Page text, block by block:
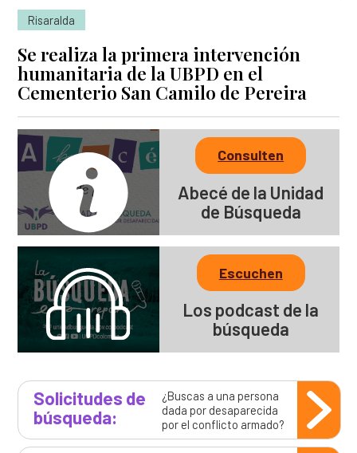
Risaralda
Se realiza la primera intervención
humanitaria de la UBPD en el
Cementerio San Camilo de Pereira
Consulten
Abecé de la Unidad
de Búsqueda
Escuchen
Los podcast de la
búsqueda
Solicitudes de
búsqueda:
¿Buscas a una persona
dada por desaparecida
por el conflicto armado?